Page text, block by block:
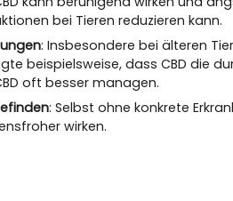
bei Tieren reduzieren kann.
: Insbesondere bei älteren
beispielsweise, dass CBD die
oft besser managen.
: Selbst ohne konkrete
wirken.